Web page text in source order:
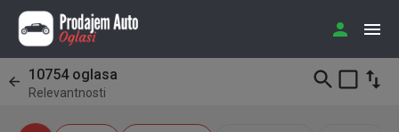
10754 oglasa
Relevantnosti